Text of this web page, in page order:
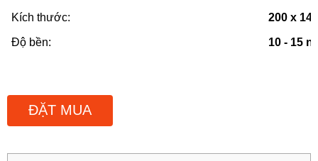
Kích thước: 200 x 14
Độ bền: 10 - 15
ĐẶT MUA